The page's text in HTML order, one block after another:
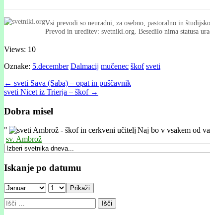
Vsi prevodi so neuradni, za osebno, pastoralno in
Prevod in ureditev: svetniki.org. Besedilo nima statusa
Views: 10
Oznake: 5.december Dalmacij mučenec škof sveti
Post
navigation
← sveti Sava (Saba) – opat in puščavnik
sveti Nicet iz Trierja – škof →
Dobra misel
"
Naj bo v vsakem od
sv. Ambrož
Iskanje po datumu
Prikaži
Išči: